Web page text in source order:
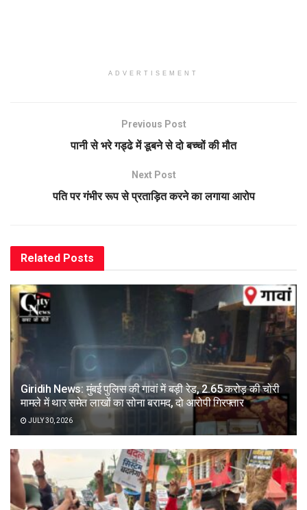
ADVERTISEMENT
Previous Post
पानी से भरे गड्ढे में डूबने से दो बच्चों की मौत
Next Post
पति पर गंभीर रूप से प्रताड़ित करने का लगाया आरोप
Related Posts
Giridih News: मुंबई पुलिस की गावां में बड़ी रेड, 2.65 करोड़ की चोरी
मामले में थार समेत लाखों का सोना बरामद, दो आरोपी गिरफ्तार
JULY 30, 2026